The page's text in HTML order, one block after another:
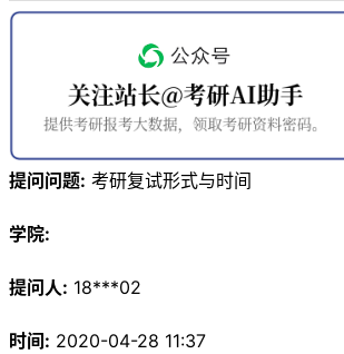
提问问题: 考研复试形式与时间
学院:
提问人: 18***02
时间: 2020-04-28 11:37